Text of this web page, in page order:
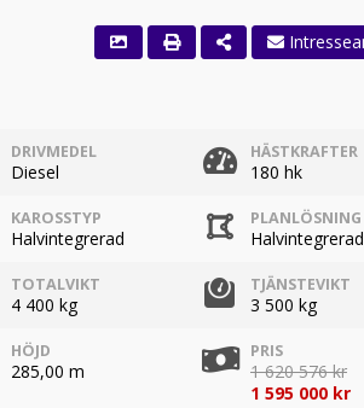
DRIVMEDEL
Diesel
HÄSTKRAFTER
180 hk
KAROSSTYP
Halvintegrerad
PLANLÖSNING
Halvintegrerad
TOTALVIKT
4 400 kg
TJÄNSTEVIKT
3 500 kg
HÖJD
285,00 m
PRIS
1 620 576 kr
1 595 000 kr